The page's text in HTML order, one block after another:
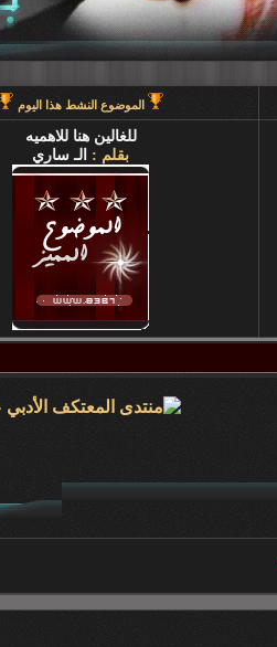
الموضوع النشط هذا اليوم
للغالين هنا للاهميه
بقلم : الـ ساري